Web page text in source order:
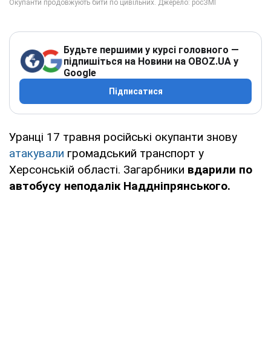
Будьте першими у курсі головного —
підпишіться на Новини на OBOZ.UA у
Google
Підписатися
Уранці 17 травня російські окупанти знову
атакували громадський транспорт у
Херсонській області. Загарбники вдарили по
автобусу неподалік Наддніпрянського.